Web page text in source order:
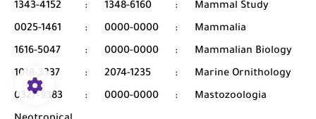
1343-4152
: 1348-6160 :
Mammal Study
0025-1461
: 0000-0000 :
Mammalia
1616-5047
: 0000-0000 :
Mammalian Biology
1018-3337
: 2074-1235 :
Marine Ornithology
0327-9383
: 0000-0000 :
Mastozoologia